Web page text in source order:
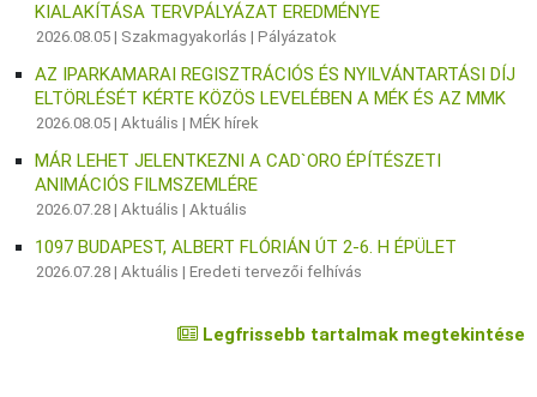
KIALAKÍTÁSA TERVPÁLYÁZAT EREDMÉNYE
2026.08.05 | Szakmagyakorlás |Pályázatok
AZ IPARKAMARAI REGISZTRÁCIÓS ÉS NYILVÁNTARTÁSI DÍJ
ELTÖRLÉSÉT KÉRTE KÖZÖS LEVELÉBEN A MÉK ÉS AZ MMK
2026.08.05 |Aktuális |MÉK hírek
MÁR LEHET JELENTKEZNI A CAD`ORO ÉPÍTÉSZETI
ANIMÁCIÓS FILMSZEMLÉRE
2026.07.28 |Aktuális |Aktuális
1097 BUDAPEST, ALBERT FLÓRIÁN ÚT 2-6. H ÉPÜLET
2026.07.28 |Aktuális |Eredeti tervezői felhívás
Legfrissebb tartalmak megtekintése